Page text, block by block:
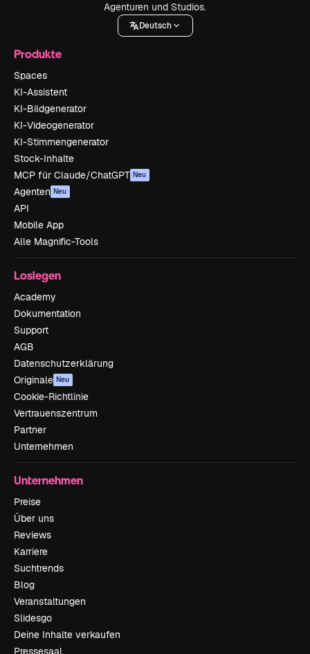
Agenturen und Studios.
Deutsch
Produkte
Spaces
KI-Assistent
KI-Bildgenerator
KI-Videogenerator
KI-Stimmengenerator
Stock-Inhalte
MCP für Claude/ChatGPT Neu
Agenten Neu
API
Mobile App
Alle Magnific-Tools
Loslegen
Academy
Dokumentation
Support
AGB
Datenschutzerklärung
Originale Neu
Cookie-Richtlinie
Vertrauenszentrum
Partner
Unternehmen
Unternehmen
Preise
Über uns
Reviews
Karriere
Suchtrends
Blog
Veranstaltungen
Slidesgo
Deine Inhalte verkaufen
Pressesaal